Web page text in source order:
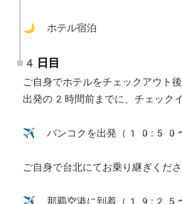
🌙 ホテル宿泊
4日目
ご自身でホテルをチェックアウト後
出発の2時間前までに、チェックイ
✈️ バンコクを出発（
ご自身で台北にてお乗り継ぎくださ
✈️ 那覇空港に到着（